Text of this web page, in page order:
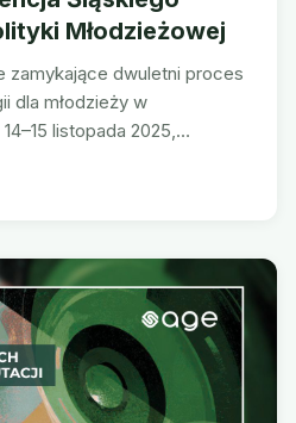
Młodzieżowej
zamykające dwuletni proces
dla młodzieży w
listopada 2025,